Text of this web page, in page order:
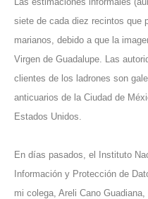
siete de cada diez recintos que
marianos, debido a que la
Virgen de Guadalupe. Las
clientes de los ladrones son
anticuarios de la Ciudad de
Estados Unidos.
En días pasados, el Instituto
Información y Protección de
mi colega, Areli Cano